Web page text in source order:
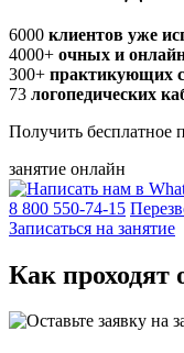
6000 клиентов уже
4000+ очных и
300+ практикующих
73 логопедических
Получить бесплатное
занятие онлайн
8 800 550-74-15
Записаться на занятие
Как проходят